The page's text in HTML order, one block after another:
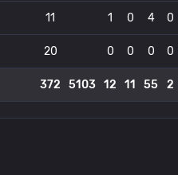
11 1 0 4 0
20 0 0 0 0
372 5103 12 11 55 2